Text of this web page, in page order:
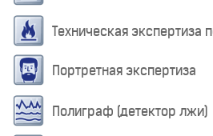
Техническая экспертиза
Портретная экспертиза
Полиграф (детектор лжи)